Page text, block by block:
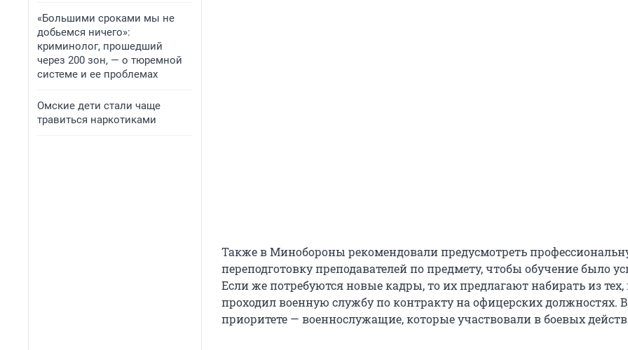
«Большими сроками мы не
добьемся ничего»:
криминолог, прошедший
через 200 зон, — о тюремной
системе и ее проблемах
Омские дети стали чаще
травиться наркотиками
Также в Минобороны рекомендовали предусмотреть
переподготовку преподавателей по предмету, чтобы обучение было
Если же потребуются новые кадры, то их предлагают набирать из тех,
проходил военную службу по контракту на офицерских должностях. В
приоритете — военнослужащие, которые участвовали в боевых